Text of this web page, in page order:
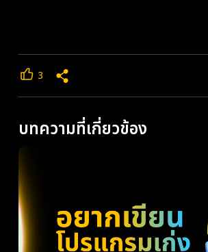
3
บทความที่เกี่ยวข้อง